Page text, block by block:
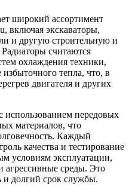
широкий ассортимент
включая экскаваторы,
и другую строительную и
считаются
охлаждения техники,
тепла, что, в
двигателя и других
использованием передовых
материалов, что
Каждый
качества и тестирование
условиям эксплуатации,
агрессивные среды. Это
и долгий срок службы.